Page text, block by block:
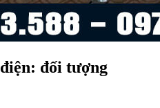
đối tượng